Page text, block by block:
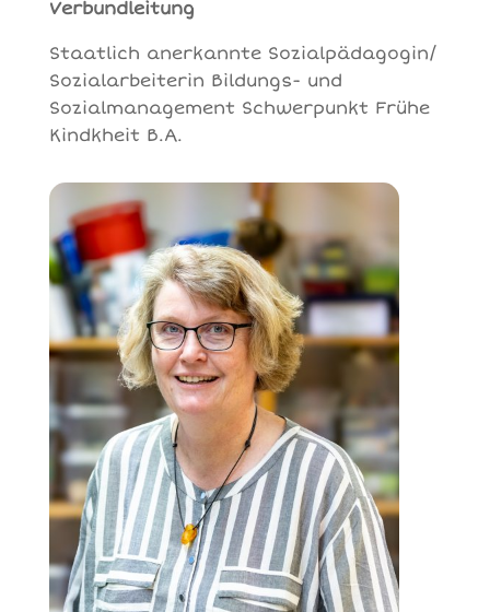
Verbundleitung
Staatlich anerkannte Sozialpädagogin/
Sozialarbeiterin Bildungs- und
Sozialmanagement Schwerpunkt Frühe
Kindkheit B.A.